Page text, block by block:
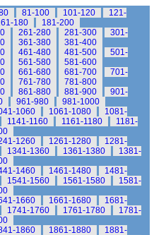
81-100 101-120
121-
180
181-200
261-280 281-300
301-
361-380
381-400
461-480 481-500
501-
561-580
581-600
661-680 681-700
701-
761-780
781-800
861-880 881-900
901-
961-980
981-1000
1060 1061-1080
1081-
1141-1160 1161-1180
1181-
1260 1261-1280
1281-
1341-1360 1361-1380
1381-
1460 1461-1480
1481-
1541-1560 1561-1580
1581-
1660 1661-1680
1681-
1741-1760 1761-1780
1781-
1860 1861-1880
1881-